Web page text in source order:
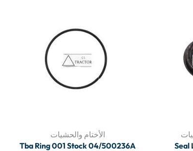
Seal
الأختام والحشيات
Tba Ring 001 Stock 04/500236A